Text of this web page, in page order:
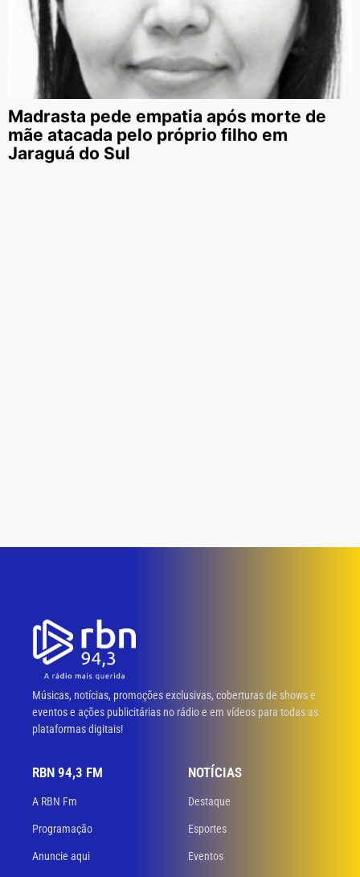
Madrasta pede empatia após morte de
mãe atacada pelo próprio filho em
Jaraguá do Sul
Músicas, notícias, promoções exclusivas, coberturas de shows e
eventos e ações publicitárias no rádio e em vídeos para todas as
plataformas digitais!
RBN 94,3 FM
A RBN Fm
Programação
Anuncie aqui
NOTÍCIAS
Destaque
Esportes
Eventos